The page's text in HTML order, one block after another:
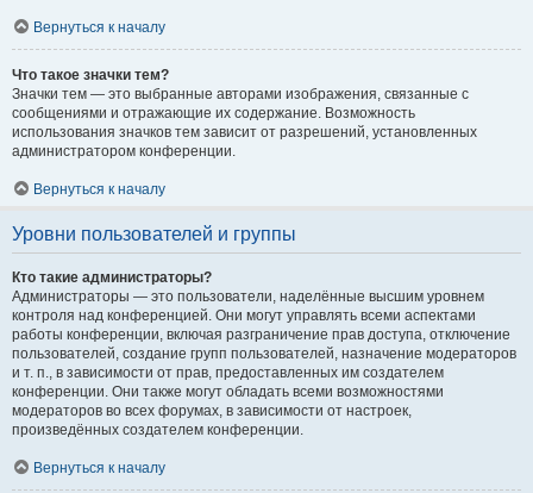
Вернуться к началу
Что такое значки тем?
Значки тем — это выбранные авторами изображения, связанные с
сообщениями и отражающие их содержание. Возможность
использования значков тем зависит от разрешений, установленных
администратором конференции.
Вернуться к началу
Уровни пользователей и группы
Кто такие администраторы?
Администраторы — это пользователи, наделённые высшим уровнем
контроля над конференцией. Они могут управлять всеми аспектами
работы конференции, включая разграничение прав доступа, отключение
пользователей, создание групп пользователей, назначение модераторов
и т. п., в зависимости от прав, предоставленных им создателем
конференции. Они также могут обладать всеми возможностями
модераторов во всех форумах, в зависимости от настроек,
произведённых создателем конференции.
Вернуться к началу